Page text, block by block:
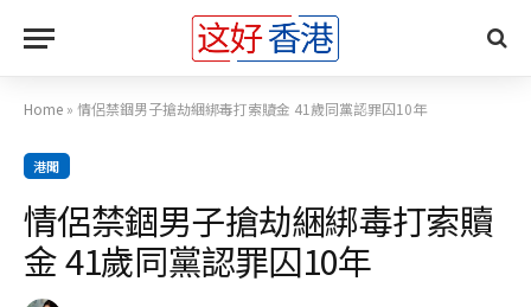
Home » 情侶禁錮男子搶劫綑綁毒打索贖金 41歲同黨認罪囚10年
港聞
情侶禁錮男子搶劫綑綁毒打索贖
金 41歲同黨認罪囚10年